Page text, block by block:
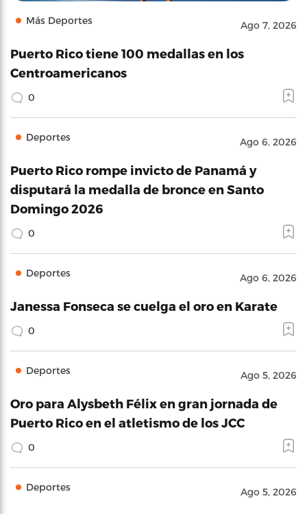
Más Deportes Ago 7, 2026
Puerto Rico tiene 100 medallas en los
Centroamericanos
0
Deportes Ago 6, 2026
Puerto Rico rompe invicto de Panamá y
disputará la medalla de bronce en Santo
Domingo 2026
0
Deportes Ago 6, 2026
Janessa Fonseca se cuelga el oro en Karate
0
Deportes Ago 5, 2026
Oro para Alysbeth Félix en gran jornada de
Puerto Rico en el atletismo de los JCC
0
Deportes Ago 5, 2026